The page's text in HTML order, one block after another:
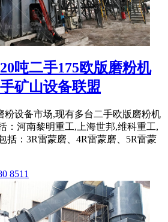
吨二手175欧版磨粉机
矿山设备联盟
粉设备市场,现有多台二手欧版磨粉机
：河南黎明重工,上海世邦,维科重工,
括：3R雷蒙磨、4R雷蒙磨、5R雷蒙
8511